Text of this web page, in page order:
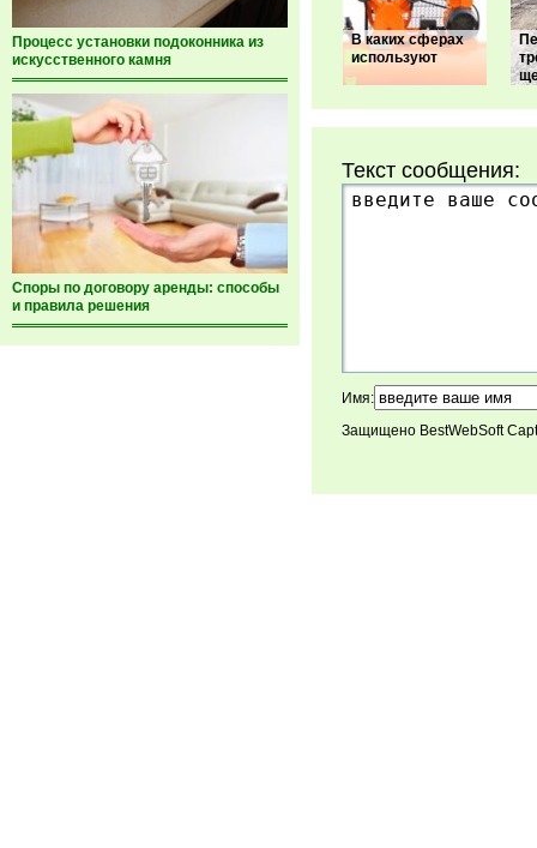
Процесс установки подоконника из
искусственного камня
Споры по договору аренды: способы
и правила решения
В каких сферах
используют
Текст сообщения:
Имя:
Защищено BestWebSoft